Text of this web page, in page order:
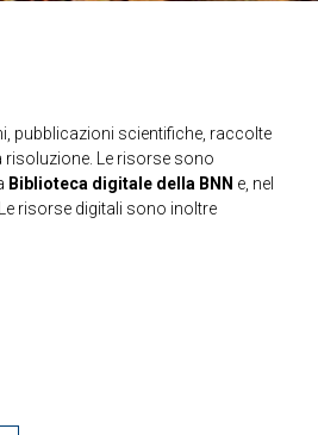
pubblicazioni scientifiche, raccolte
risoluzione. Le risorse sono
Biblioteca digitale della BNN e, nel
risorse digitali sono inoltre